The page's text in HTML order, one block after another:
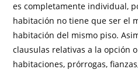
es completamente individual,
habitación no tiene que ser el
habitación del mismo piso.
clausulas relativas a la opción
habitaciones, prórrogas,